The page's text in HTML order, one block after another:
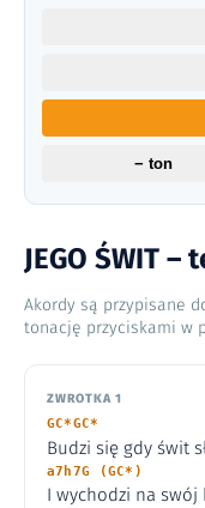
JEGO ŚWIT
Akordy są przypisane
tonację przyciskami w
ZWROTKA 1
GC*GC*
Budzi się gdy świt
a7h7G (GC*)
I wychodzi na swój
− ton